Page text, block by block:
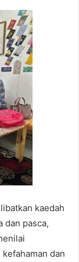
kaedah
dan pasca,
dan